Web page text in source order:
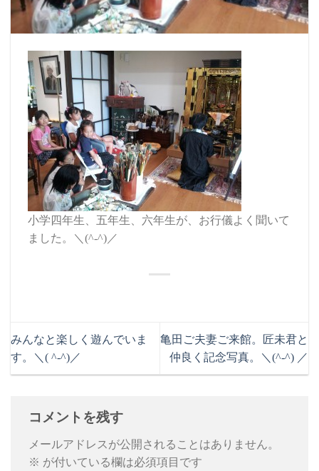
小学四年生、五年生、六年生が、お行儀よく聞いて
ました。＼(^-^)／
みんなと楽しく遊んでいま
す。＼( ^-^)／
亀田ご夫妻ご来館。匠未君と
仲良く記念写真。＼(^-^) ／
コメントを残す
メールアドレスが公開されることはありません。
※ が付いている欄は必須項目です